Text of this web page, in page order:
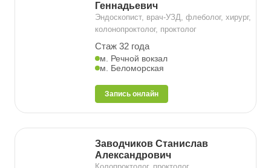
Геннадьевич
Эндоскопист, врач-УЗД, флеболог, хирург,
колонопроктолог, проктолог
Стаж 32 года
м. Речной вокзал
м. Беломорская
Запись онлайн
Заводчиков Станислав
Александрович